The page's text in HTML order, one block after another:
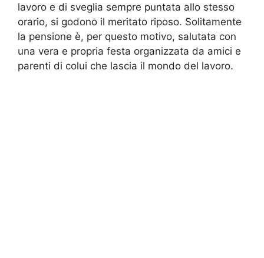
lavoro e di sveglia sempre puntata allo stesso
orario, si godono il meritato riposo. Solitamente
la pensione è, per questo motivo, salutata con
una vera e propria festa organizzata da amici e
parenti di colui che lascia il mondo del lavoro.